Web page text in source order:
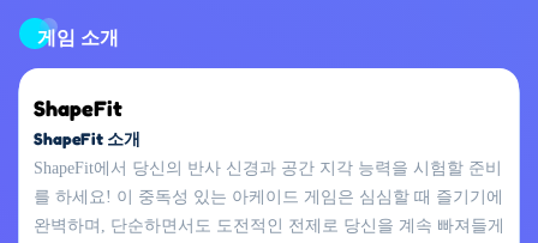
게임 소개
ShapeFit
ShapeFit 소개
ShapeFit에서 당신의 반사 신경과 공간 지각 능력을 시험할 준비
를 하세요! 이 중독성 있는 아케이드 게임은 심심할 때 즐기기에
완벽하며, 단순하면서도 도전적인 전제로 당신을 계속 빠져들게